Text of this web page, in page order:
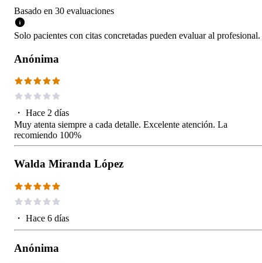
Basado en 30 evaluaciones
Solo pacientes con citas concretadas pueden evaluar al profesional.
Anónima
・ Hace 2 días
Muy atenta siempre a cada detalle. Excelente atención. La
recomiendo 100%
Walda Miranda López
・ Hace 6 días
Anónima